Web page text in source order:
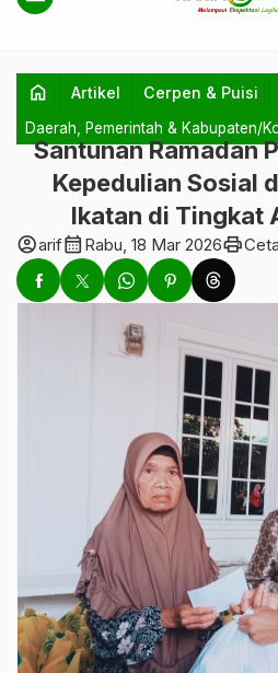
home Artikel Cerpen & Puisi
Daerah, Pemerintah & Kabupaten/
Santunan Ramadan
Kepedulian Sosial
Ikatan di Tingkat
account_circlearifcalendar_month Rabu, 18 Mar 2026print